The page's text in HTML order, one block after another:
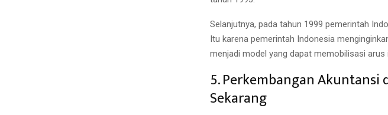
Selanjutnya, pada tahun 1999 pemerintah
Itu karena pemerintah Indonesia
menjadi model yang dapat memobilisasi arus
5. Perkembangan Akuntansi
Sekarang